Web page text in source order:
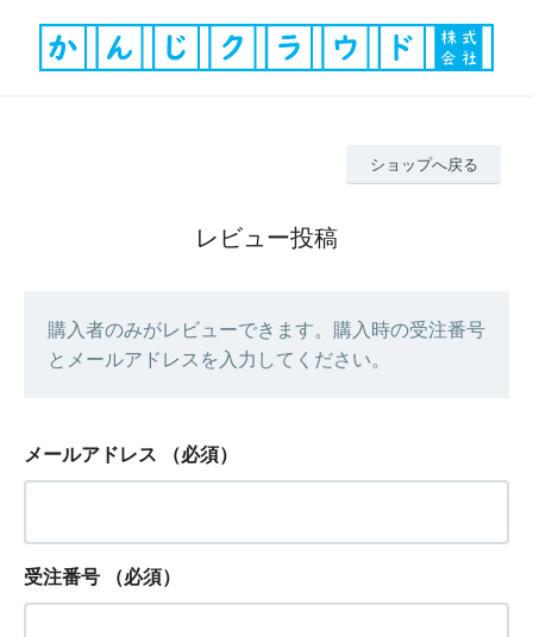
ショップへ戻る
レビュー投稿
購入者のみがレビューできます。購入時の受注番号
とメールアドレスを入力してください。
メールアドレス （必須）
受注番号 （必須）